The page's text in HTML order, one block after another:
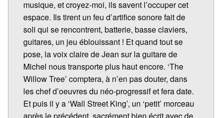
musique, et croyez-moi, ils savent l’occuper cet
espace. Ils tirent un feu d’artifice sonore fait de
soli qui se rencontrent, batterie, basse claviers,
guitares, un jeu éblouissant ! Et quand tout se
pose, la voix claire de Jean sur la guitare de
Michel nous transporte plus haut encore. ‘The
Willow Tree’ comptera, à n’en pas douter, dans
les chef d’oeuvres du néo-progressif et fera date.
Et puis il y a ‘Wall Street King’, un ‘petit’ morceau